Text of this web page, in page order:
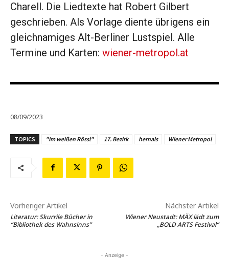
Charell. Die Liedtexte hat Robert Gilbert
geschrieben. Als Vorlage diente übrigens ein
gleichnamiges Alt-Berliner Lustspiel. Alle
Termine und Karten: wiener-metropol.at
08/09/2023
TOPICS "Im weißen Rössl" 17. Bezirk hernals Wiener Metropol
Vorheriger Artikel
Literatur: Skurrile Bücher in
“Bibliothek des Wahnsinns”
Nächster Artikel
Wiener Neustadt: MÄX lädt zum
„BOLD ARTS Festival“
- Anzeige -